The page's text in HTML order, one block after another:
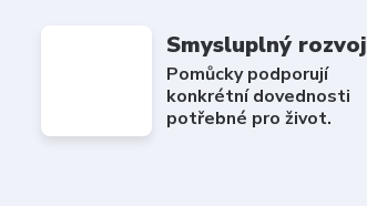
Smysluplný rozvoj
Pomůcky podporují
konkrétní dovednosti
potřebné pro život.